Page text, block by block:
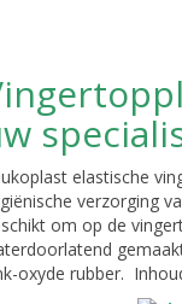
elastische
verzorging
om op de
oxyde rubber.